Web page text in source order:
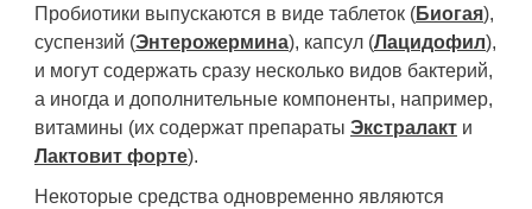
Пробиотики выпускаются в виде таблеток (Биогая),
суспензий (Энтерожермина), капсул (Лацидофил),
и могут содержать сразу несколько видов бактерий,
а иногда и дополнительные компоненты, например,
витамины (их содержат препараты Экстралакт и
Лактовит форте).
Некоторые средства одновременно являются